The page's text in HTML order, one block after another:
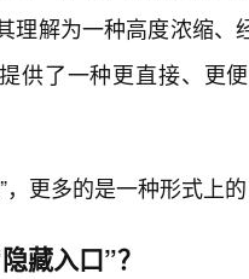
理解为一种高度浓缩
供了一种更直接、更
，更多的是一种形式上
藏入口”？